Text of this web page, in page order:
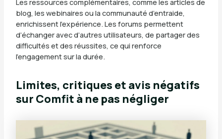
blog, les webinaires ou la communauté d’entraide,
enrichissent l’expérience. Les forums permettent
d’échanger avec d’autres utilisateurs, de partager des
difficultés et des réussites, ce qui renforce
l’engagement sur la durée.
Limites, critiques et avis négatifs
sur Comfit à ne pas négliger